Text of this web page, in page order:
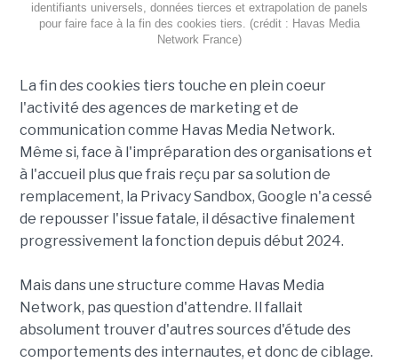
identifiants universels, données tierces et extrapolation de panels
pour faire face à la fin des cookies tiers. (crédit : Havas Media
Network France)
La fin des cookies tiers touche en plein coeur
l'activité des agences de marketing et de
communication comme Havas Media Network.
Même si, face à l'impréparation des organisations et
à l'accueil plus que frais reçu par sa solution de
remplacement, la Privacy Sandbox, Google n'a cessé
de repousser l'issue fatale, il désactive finalement
progressivement la fonction depuis début 2024.
Mais dans une structure comme Havas Media
Network, pas question d'attendre. Il fallait
absolument trouver d'autres sources d'étude des
comportements des internautes, et donc de ciblage.